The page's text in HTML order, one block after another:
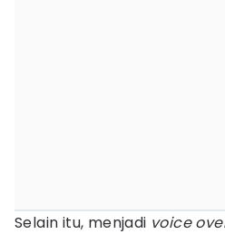
Selain itu, menjadi voice